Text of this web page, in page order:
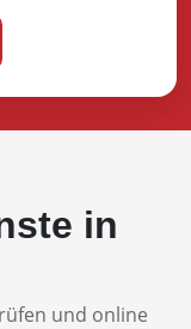
in
und online